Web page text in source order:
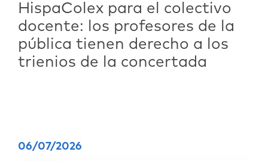
HispaColex para el colectivo
docente: los profesores de la
pública tienen derecho a los
trienios de la concertada
06/07/2026